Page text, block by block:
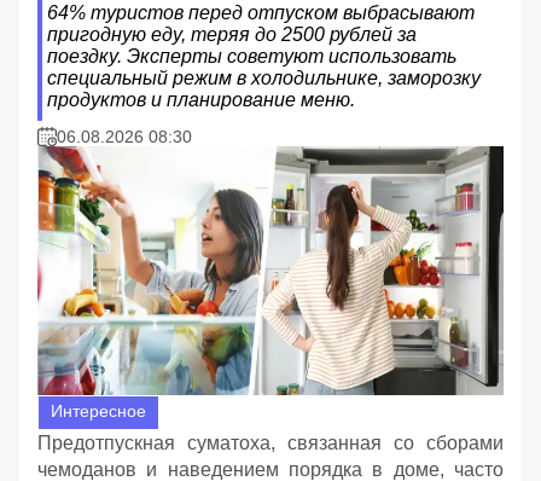
64% туристов перед отпуском выбрасывают
пригодную еду, теряя до 2500 рублей за
поездку. Эксперты советуют использовать
специальный режим в холодильнике, заморозку
продуктов и планирование меню.
06.08.2026 08:30
Интересное
Предотпускная суматоха, связанная со сборами
чемоданов и наведением порядка в доме, часто